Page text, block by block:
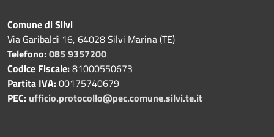
Comune di Silvi
Via Garibaldi 16, 64028 Silvi Marina (TE)
Telefono:085 9357200
Codice Fiscale:81000550673
Partita IVA:00175740679
PEC: ufficio.protocollo@pec.comune.silvi.te.it